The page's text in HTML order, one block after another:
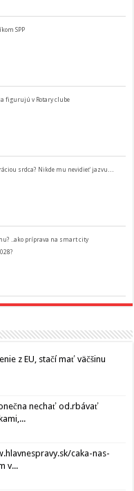
SPP
figurujú v Rotary clube
srdca? Nikde mu nevidieť jazvu…
..ako príprava na smart city
z EU, stačí mať väčšinu
nechať od.rbávať
caka-nas-
v...